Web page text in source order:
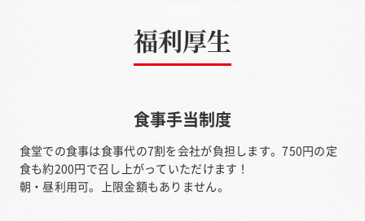
福利厚生
食事手当制度
食堂での食事は食事代の7割を会社が負担します。750円の定
食も約200円で召し上がっていただけます！
朝・昼利用可。上限金額もありません。